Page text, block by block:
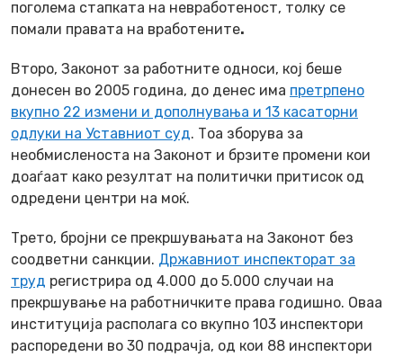
поголема стапката на невработеност, толку се
помали правата на вработените.
Второ, Законот за работните односи, кој беше
донесен во 2005 година, до денес има претрпено
вкупно 22 измени и дополнувања и 13 касаторни
одлуки на Уставниот суд. Тоа зборува за
необмисленоста на Законот и брзите промени кои
доаѓаат како резултат на политички притисок од
одредени центри на моќ.
Трето, бројни се прекршувањата на Законот без
соодветни санкции. Државниот инспекторат за
труд регистрира од 4.000 до 5.000 случаи на
прекршување на работничките права годишно. Оваа
институција располага со вкупно 103 инспектори
распоредени во 30 подрачја, од кои 88 инспектори